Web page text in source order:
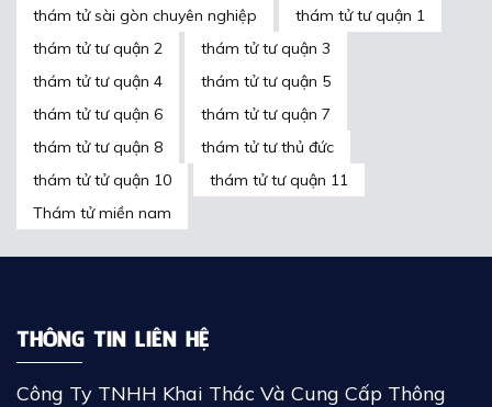
thám tử sài gòn chuyên nghiệp
thám tử tư quận 1
thám tử tư quận 2
thám tử tư quận 3
thám tử tư quận 4
thám tử tư quận 5
thám tử tư quận 6
thám tử tư quận 7
thám tử tư quận 8
thám tử tư thủ đức
thám tử tử quận 10
thám tử tư quận 11
Thám tử miền nam
THÔNG TIN LIÊN HỆ
Công Ty TNHH Khai Thác Và Cung Cấp Thông